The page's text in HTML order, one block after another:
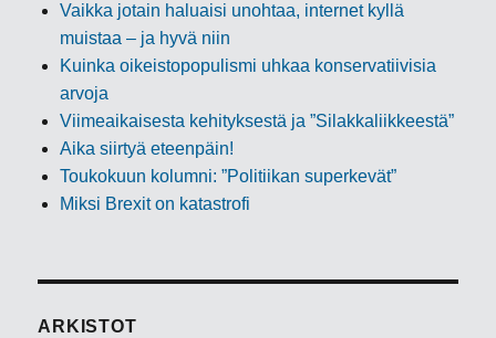
Vaikka jotain haluaisi unohtaa, internet kyllä
muistaa – ja hyvä niin
Kuinka oikeistopopulismi uhkaa konservatiivisia
arvoja
Viimeaikaisesta kehityksestä ja ”Silakkaliikkeestä”
Aika siirtyä eteenpäin!
Toukokuun kolumni: ”Politiikan superkevät”
Miksi Brexit on katastrofi
ARKISTOT